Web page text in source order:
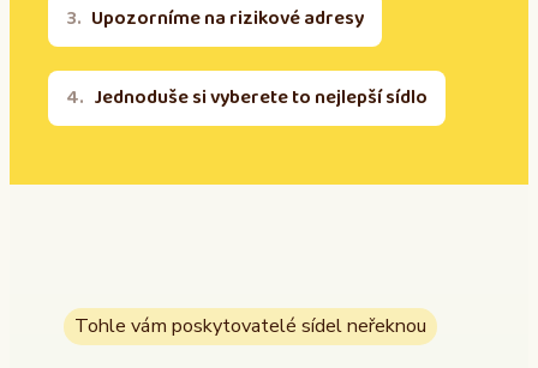
Upozorníme na rizikové adresy
Jednoduše si vyberete to nejlepší sídlo
Tohle vám poskytovatelé sídel neřeknou